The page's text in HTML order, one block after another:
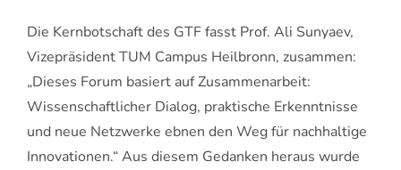
Die Kernbotschaft des GTF fasst Prof. Ali Sunyaev,
Vizepräsident TUM Campus Heilbronn, zusammen:
„Dieses Forum basiert auf Zusammenarbeit:
Wissenschaftlicher Dialog, praktische Erkenntnisse
und neue Netzwerke ebnen den Weg für nachhaltige
Innovationen.“ Aus diesem Gedanken heraus wurde